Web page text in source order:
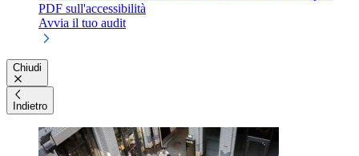
PDF sull'accessibilità
Avvia il tuo audit
Chiudi
Indietro